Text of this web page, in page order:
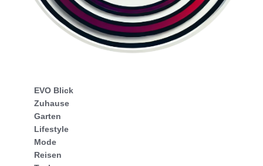
EVO Blick
Zuhause
Garten
Lifestyle
Mode
Reisen